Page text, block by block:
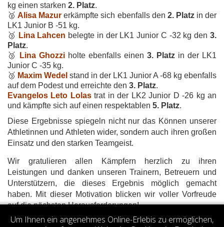
kg einen starken 2. Platz.
🥈Alisa Mazur erkämpfte sich ebenfalls den 2. Platzin der
LK1 Junior B -51 kg.
🥉
Lina Lahcen belegte in der LK1 Junior C -32 kg den3.
Platz.
🥉
Lina Ghozzi holte ebenfalls einen 3. Platz in der LK1
Junior C -35 kg.
🥉 Maxim Wedel stand in der LK1 Junior A -68 kg ebenfalls
auf dem Podest und erreichte den 3. Platz.
Evangelos Leto Lolastrat in der LK2 Junior D -26 kg an
und kämpfte sich auf einen respektablen 5. Platz.
Diese Ergebnisse spiegeln nicht nur das Können unserer
Athletinnen und Athleten wider, sondern auch ihren großen
Einsatz und den starken Teamgeist.
Wir gratulieren allen Kämpfern herzlich zu ihren
Leistungen und danken unseren Trainern, Betreuern und
Unterstützern, die dieses Ergebnis möglich gemacht
haben. Mit dieser Motivation blicken wir voller Vorfreude
auf die nächsten Herausforderungen!
Votes 5.00 (1 vote)
Um Ihnen ein angenehmes Online-Erlebis zu ermöglichen,